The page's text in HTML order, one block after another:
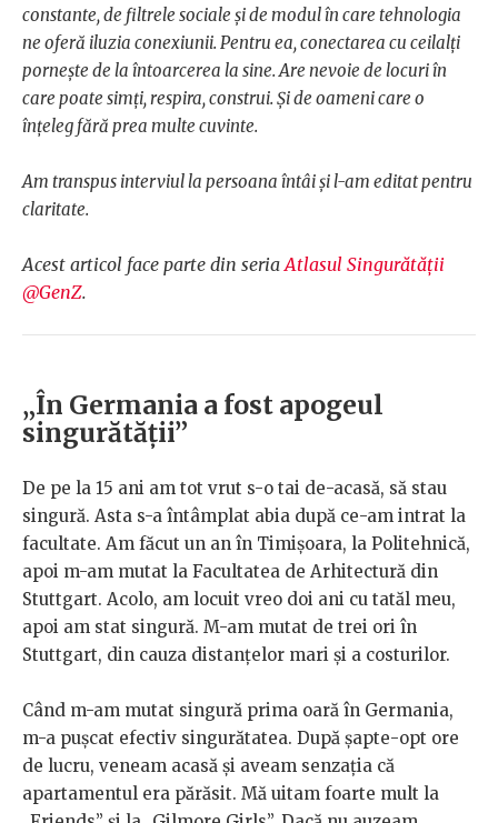
constante, de filtrele sociale și de modul în care tehnologia
ne oferă iluzia conexiunii. Pentru ea, conectarea cu ceilalți
pornește de la întoarcerea la sine. Are nevoie de locuri în
care poate simți, respira, construi. Și de oameni care o
înțeleg fără prea multe cuvinte.
Am transpus interviul la persoana întâi și l-am editat pentru
claritate.
Acest articol face parte din seriaAtlasul Singurătății
@GenZ.
„În Germania a fost apogeul
singurătății”
De pe la 15 ani am tot vrut s-o tai de-acasă, să stau
singură. Asta s-a întâmplat abia după ce-am intrat la
facultate. Am făcut un an în Timișoara, la Politehnică,
apoi m-am mutat la Facultatea de Arhitectură din
Stuttgart. Acolo, am locuit vreo doi ani cu tatăl meu,
apoi am stat singură. M-am mutat de trei ori în
Stuttgart, din cauza distanțelor mari și a costurilor.
Când m-am mutat singură prima oară în Germania,
m-a pușcat efectiv singurătatea. După șapte-opt ore
de lucru, veneam acasă și aveam senzația că
apartamentul era părăsit. Mă uitam foarte mult la